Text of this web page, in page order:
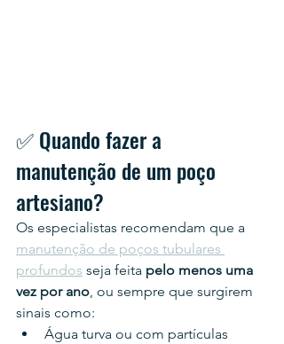
✅ Quando fazer a
manutenção de um poço
artesiano?
Os especialistas recomendam que a
manutenção de poços tubulares
profundos seja feita pelo menos uma
vez por ano, ou sempre que surgirem
sinais como:
Água turva ou com partículas